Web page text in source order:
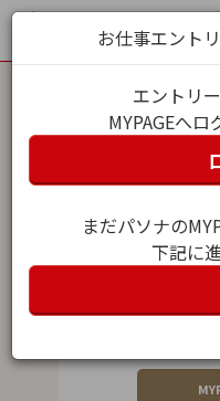
MYPAGEログ
パスワード
お仕事エント
エントリ
MYPAGEへロ
まだパソナの
下記に